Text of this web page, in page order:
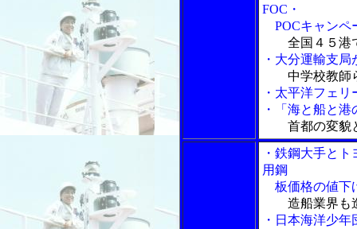
FOC・
POCキャンペ
全国４５港
・大分運輸支
中学校教師
・太平洋フェ
・「海と船と
首都の変
・鉄鋼大手と
用鋼
板価格の値下
造船業界も
・日本海洋少